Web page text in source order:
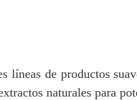
líneas de productos
naturales para